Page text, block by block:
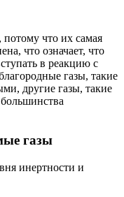
что их самая
что означает, что
в реакцию с
газы, такие
другие газы, такие
газы
инертности и